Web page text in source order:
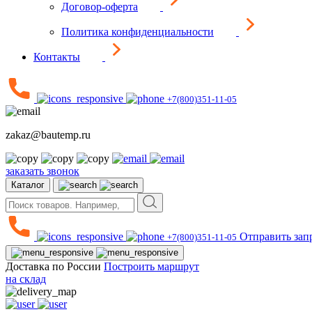
Договор-оферта
Политика конфиденциальности
Контакты
+7(800)351-11-05
zakaz@bautemp.ru
заказать звонок
Каталог
+7(800)351-11-05 Отправить
Доставка по России Построить маршрут
на склад